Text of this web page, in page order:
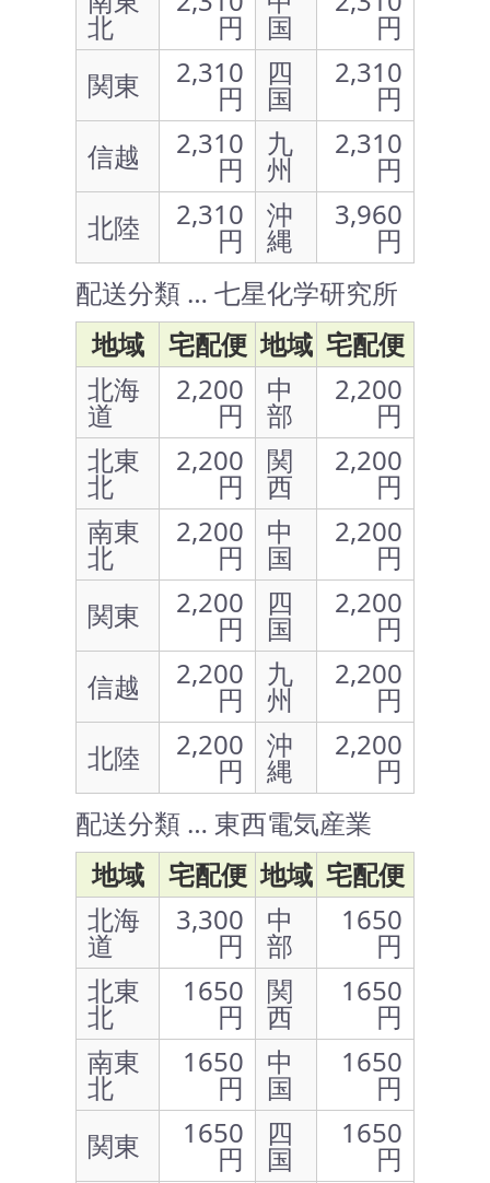
北 円 国
円
関東
2,310
円
四
国
2,310
円
信越
2,310
円
九
州
2,310
円
北陸
2,310
円
沖
縄
3,960
円
配送分類 … 七星化学研究所
地域
宅配便 地域 宅配便
北海
道
2,200
円
中
部
2,200
円
北東
北
2,200
円
関
西
2,200
円
南東
北
2,200
円
中
国
2,200
円
関東
2,200
円
四
国
2,200
円
信越
2,200
円
九
州
2,200
円
北陸
2,200
円
沖
縄
2,200
円
配送分類 … 東西電気産業
地域
宅配便 地域 宅配便
北海
道
3,300
円
中
部
1650
円
北東
北
1650
円
関
西
1650
円
南東
北
1650
円
中
国
1650
円
関東
1650
円
四
国
1650
円